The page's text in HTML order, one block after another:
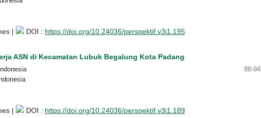
| DOI : https://doi.org/10.24036/perspektif.v3i1.195
ASN di Kecamatan Lubuk Begalung Kota Padang
88-94
| DOI : https://doi.org/10.24036/perspektif.v3i1.189